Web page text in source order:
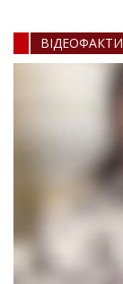
ВIДЕОФАКТИ